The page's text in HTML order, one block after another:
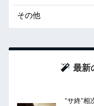
その他
最新
”サ終”